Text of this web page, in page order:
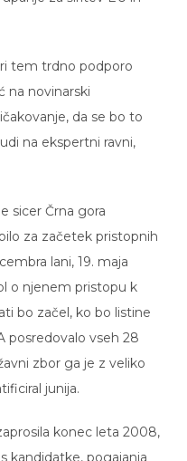
na novinarski
da se bo to
na ekspertni ravni,
za začetek pristopnih
lani, 19. maja
o njenem pristopu k
bo začel, ko bo listine
posredovalo vseh 28
zbor ga je z veliko
junija.
kandidatke, pogajanja